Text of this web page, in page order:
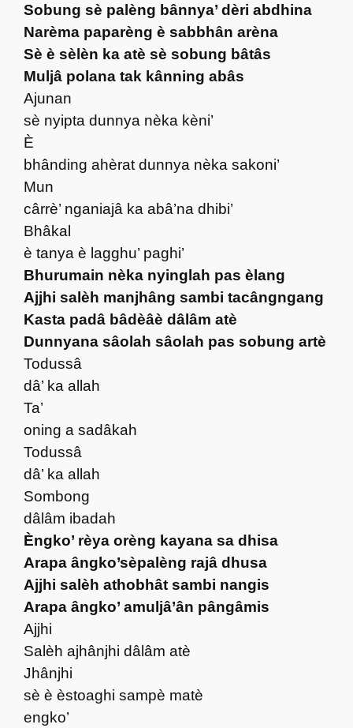
Sobung sè palèng bânnya’ dèri abdhina
Narèma paparèng è sabbhân arèna
Sè è sèlèn ka atè sè sobung bâtâs
Muljâ polana tak kânning abâs
Ajunan
sè nyipta dunnya nèka kèni’
È
bhânding ahèrat dunnya nèka sakoni’
Mun
cârrè’ nganiajâ ka abâ’na dhibi’
Bhâkal
è tanya è lagghu’ paghi’
Bhurumain nèka nyinglah pas èlang
Ajjhi salèh manjhâng sambi tacângngang
Kasta padâ bâdèâè dâlâm atè
Dunnyana sâolah sâolah pas sobung artè
Todussâ
dâ’ ka allah
Ta’
oning a sadâkah
Todussâ
dâ’ ka allah
Sombong
dâlâm ibadah
Èngko’ rèya orèng kayana sa dhisa
Arapa ângko’sèpalèng rajâ dhusa
Ajjhi salèh athobhât sambi nangis
Arapa ângko’ amuljâ’ân pângâmis
Ajjhi
Salèh ajhânjhi dâlâm atè
Jhânjhi
sè è èstoaghi sampè matè
engko’